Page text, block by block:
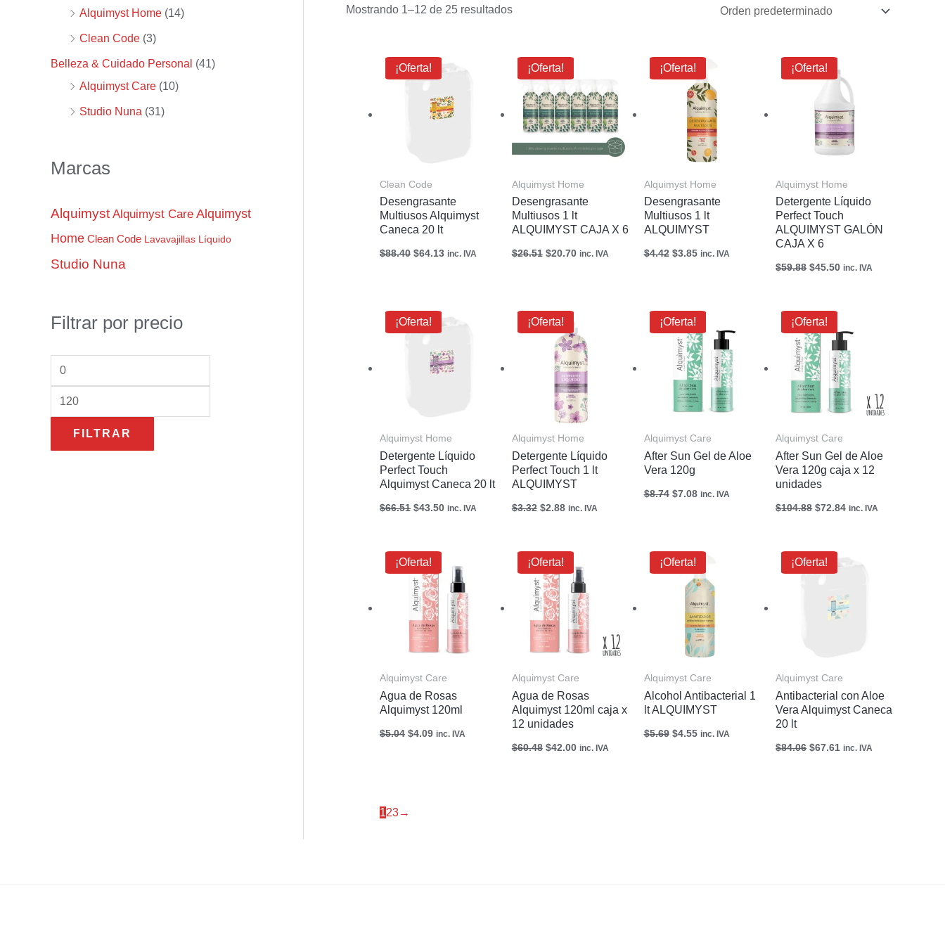
r
Alquimyst Home (14)
Clean Code (3)
Belleza & Cuidado Personal (41)
Alquimyst Care (10)
Studio Nuna (31)
Marcas
Alquimyst Alquimyst Care Alquimyst
Home Clean Code Lavavajillas Líquido
Studio Nuna
Filtrar por precio
n
x
FILTRAR
Mostrando 1–12 de 25 resultados
¡Oferta!
Clean Code
Desengrasante
Multiusos Alquimyst
Caneca 20 lt
$88.40
El
precio
original
$88.40.
$64.13
precio
es:
$64.13.
inc. IVA
¡Oferta!
Alquimyst Home
Desengrasante
Multiusos 1 lt
ALQUIMYST CAJA X 6
$26.51
El
precio
original
era:
$26.51.
$20.70
es:
$20.70.
inc. IVA
¡Oferta!
Alquimyst Home
Desengrasante
Multiusos 1 lt
ALQUIMYST
$4.42
El
precio
original
era:
$4.42.
$3.85
El
actual
es:
$3.85.
inc. IVA
¡Oferta!
Alquimyst Home
Detergente Líquido
Perfect Touch
ALQUIMYST GALÓN
CAJA X 6
$59.88
El
precio
original
$59.88.
$45.50
precio
actual
es:
$45.50.
inc. IVA
¡Oferta!
Alquimyst Home
Detergente Líquido
Perfect Touch
Alquimyst Caneca 20 lt
$66.51
El
precio
original
era:
$66.51.
$43.50
precio
es:
$43.50.
inc. IVA
¡Oferta!
Alquimyst Home
Detergente Líquido
Perfect Touch 1 lt
ALQUIMYST
$3.32
El
precio
original
era:
$3.32.
$2.88
El
precio
actual
es:
$2.88.
inc. IVA
¡Oferta!
Alquimyst Care
After Sun Gel de Aloe
Vera 120g
$8.74
El
precio
original
era:
$8.74.
$7.08
El
actual
es:
$7.08.
inc. IVA
¡Oferta!
Alquimyst Care
After Sun Gel de Aloe
Vera 120g caja x 12
unidades
$104.88
El
precio
original
era:
$104.88.
$72.84
actual
es:
$72.84.
inc. IVA
¡Oferta!
Alquimyst Care
Agua de Rosas
Alquimyst 120ml
$5.04
El
precio
original
era:
$5.04.
$4.09
El
precio
actual
es:
$4.09.
inc. IVA
¡Oferta!
Alquimyst Care
Agua de Rosas
Alquimyst 120ml caja x
12 unidades
$60.48
El
precio
original
era:
$60.48.
$42.00
actual
$42.00.
inc. IVA
¡Oferta!
Alquimyst Care
Alcohol Antibacterial 1
lt ALQUIMYST
$5.69
El
precio
original
era:
$5.69.
$4.55
El
actual
es:
$4.55.
inc. IVA
¡Oferta!
Alquimyst Care
Antibacterial con Aloe
Vera Alquimyst Caneca
20 lt
$84.06
El
precio
original
$84.06.
$67.61
precio
$67.61.
inc. IVA
123→